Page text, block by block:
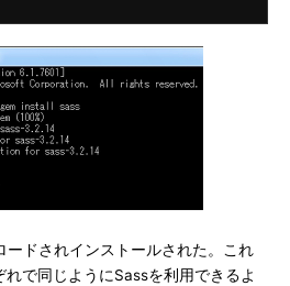
ドされインストールされた。これ
で同じようにSassを利用できるよ